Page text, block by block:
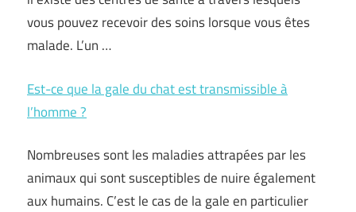
vous pouvez recevoir des soins lorsque vous êtes
malade. L’un …
Est-ce que la gale du chat est transmissible à
l’homme ?
Nombreuses sont les maladies attrapées par les
animaux qui sont susceptibles de nuire également
aux humains. C’est le cas de la gale en particulier